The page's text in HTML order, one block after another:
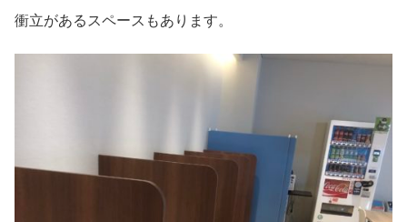
衝立があるスペースもあります。